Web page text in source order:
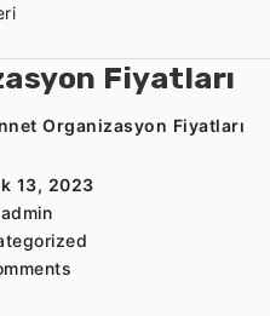
Fiyatları
Organizasyon Fiyatları
13, 2023
admin